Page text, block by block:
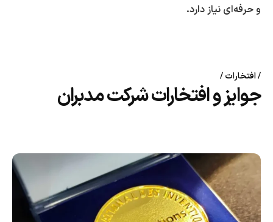
و حرفه‌ای نیاز دارد.
افتخارات
جوایز و افتخارات شرکت مدبران